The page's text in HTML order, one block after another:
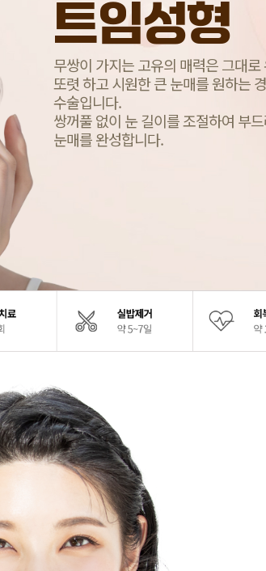
트임성형
무쌍이 가지는 고유의 매력은 그대
또렷 하고 시원한 큰 눈매를 원하는
수술입니다.
쌍꺼풀 없이 눈 길이를 조절하여 부
눈매를 완성합니다.